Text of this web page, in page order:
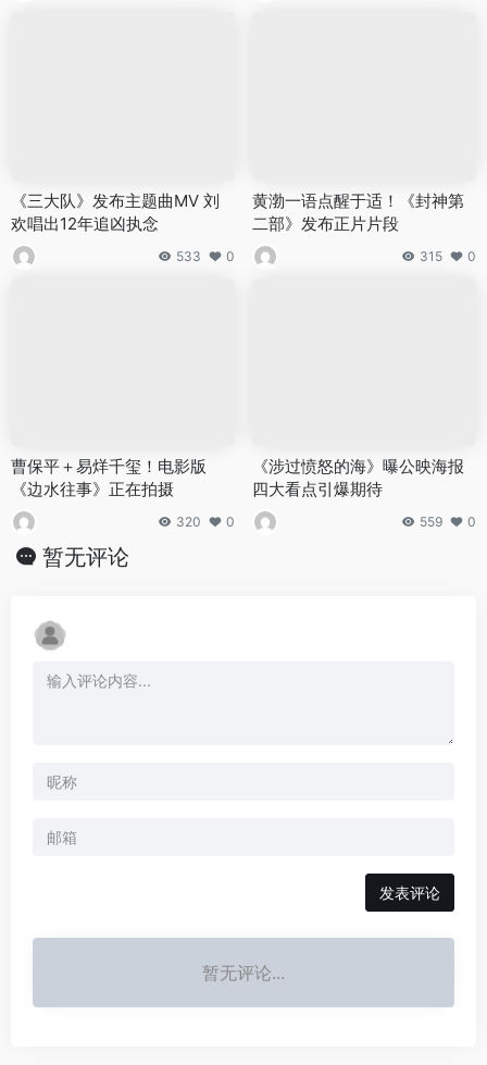
《三大队》发布主题曲MV 刘
欢唱出12年追凶执念
533 0
黄渤一语点醒于适！《封神第
二部》发布正片片段
315 0
曹保平＋易烊千玺！电影版
《边水往事》正在拍摄
320 0
《涉过愤怒的海》曝公映海报
四大看点引爆期待
559 0
暂无评论
发表评论
暂无评论...